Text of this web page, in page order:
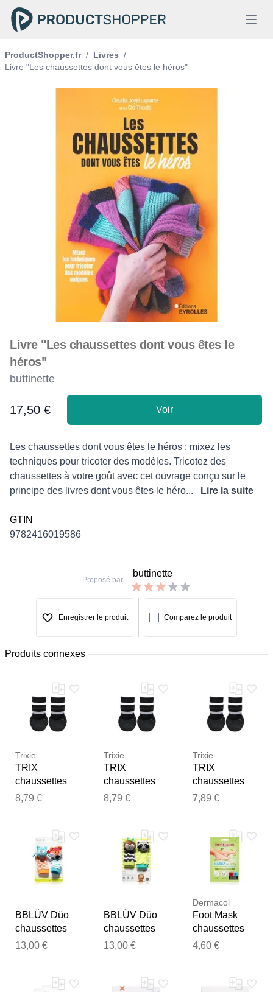
ProductShopper.fr / Livres /
Livre "Les chaussettes dont vous êtes le héros"
Livre "Les chaussettes dont vous êtes le
héros"
buttinette
Product information
17,50 € Voir
Description
Les chaussettes dont vous êtes le héros : mixez les
techniques pour tricoter des modèles. Tricotez des
chaussettes à votre goût avec cet ouvrage conçu sur le
principe des livres dont vous êtes le héro...
Lire la suite
GTIN
9782416019586
Proposé par
buttinette
Enregistrer le produit Comparez le produit
Produits connexes
Trixie
TRIX
chaussettes
pour chien M-L
8,79 €
Trixie
TRIX
chaussettes
pour chien L
8,79 €
Trixie
TRIX
chaussettes
pour chien S-
7,89 €
BBLÜV Düo
chaussettes
hochet Owl /
13,00 €
BBLÜV Düo
chaussettes
hochet
13,00 €
Dermacol
Foot Mask
chaussettes
hydratantes
4,60 €
examiner vos commentaires
avant de les publier.